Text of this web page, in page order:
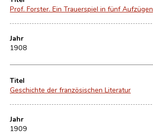
Prof. Forster. Ein Trauerspiel in fünf Aufzügen
Jahr
1908
Titel
Geschichte der französischen Literatur
Jahr
1909